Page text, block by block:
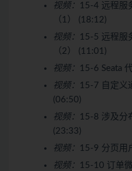
视频：
15-4 远程服
（1） (18:12)
视频：
15-5 远程服
（2） (11:01)
视频：
15-6 Seata
视频：
15-7 自定义
(06:50)
视频：
15-8 涉及分
(23:33)
视频：
15-9 分页用
视频：
15-10 订单